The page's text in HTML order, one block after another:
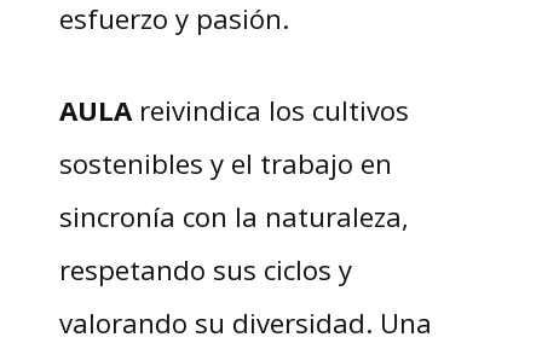
esfuerzo y pasión.
AULAreivindica los cultivos
sostenibles y el trabajo en
sincronía con la naturaleza,
respetando sus ciclos y
valorando su diversidad. Una